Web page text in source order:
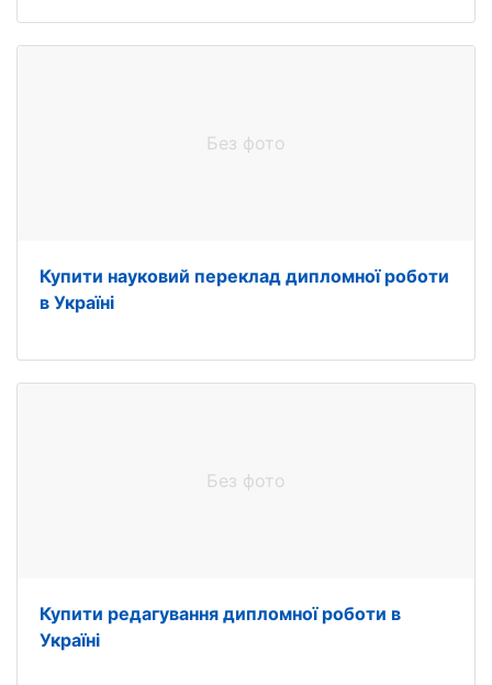
Без фото
Купити науковий переклад дипломної роботи
в Україні
Без фото
Купити редагування дипломної роботи в
Україні